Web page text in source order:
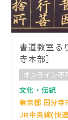
書道教室る
寺本部］
オンライン不
文化・伝統
東京都 国分寺
JR中央線(快